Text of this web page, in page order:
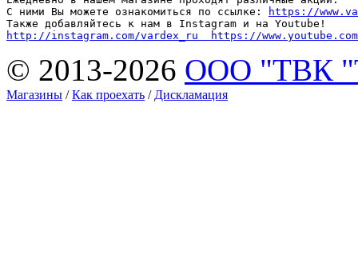
С ними Вы можете ознакомиться по ссылке:
https://
http://instagram.com/vardex_ru
https://
© 2013-2026 ООО "ТВК
Магазины /Как проехать / Дискламация